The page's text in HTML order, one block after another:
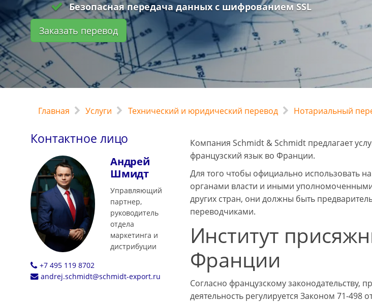
Безопасная передача данных с шифрованием SSL
Заказать перевод
Главная Услуги Технический и юридический перевод Нотариальный
Контактное лицо
Андрей
Шмидт
Управляющий
партнер,
руководитель
отдела
маркетинга и
дистрибуции
+7 495 119 8702
andrej.schmidt@schmidt-export.ru
Компания Schmidt & Schmidt предлагает
французский язык во Франции.
Для того чтобы официально использовать
органами власти и иными
других стран, они должны быть
переводчиками.
Институт
Франции
Согласно французскому законодательству,
деятельность регулируется Законом 71-498